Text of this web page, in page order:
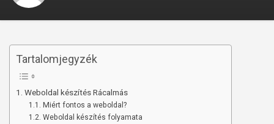
Tartalomjegyzék
Weboldal készítés Rácalmás
Miért fontos a weboldal?
Weboldal készítés folyamata